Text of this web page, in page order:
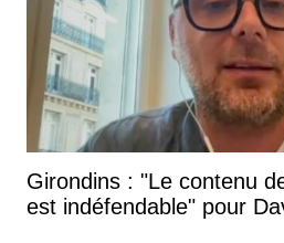
Girondins : "Le contenu
est indéfendable" pour